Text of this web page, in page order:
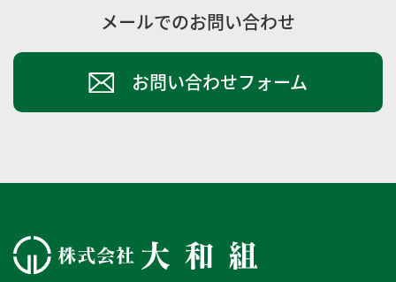
メールでのお問い合わせ
お問い合わせフォーム